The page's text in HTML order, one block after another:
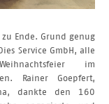
Ende. Grund genug
Service GmbH, alle
im
Rainer Goepfert,
dankte den 160